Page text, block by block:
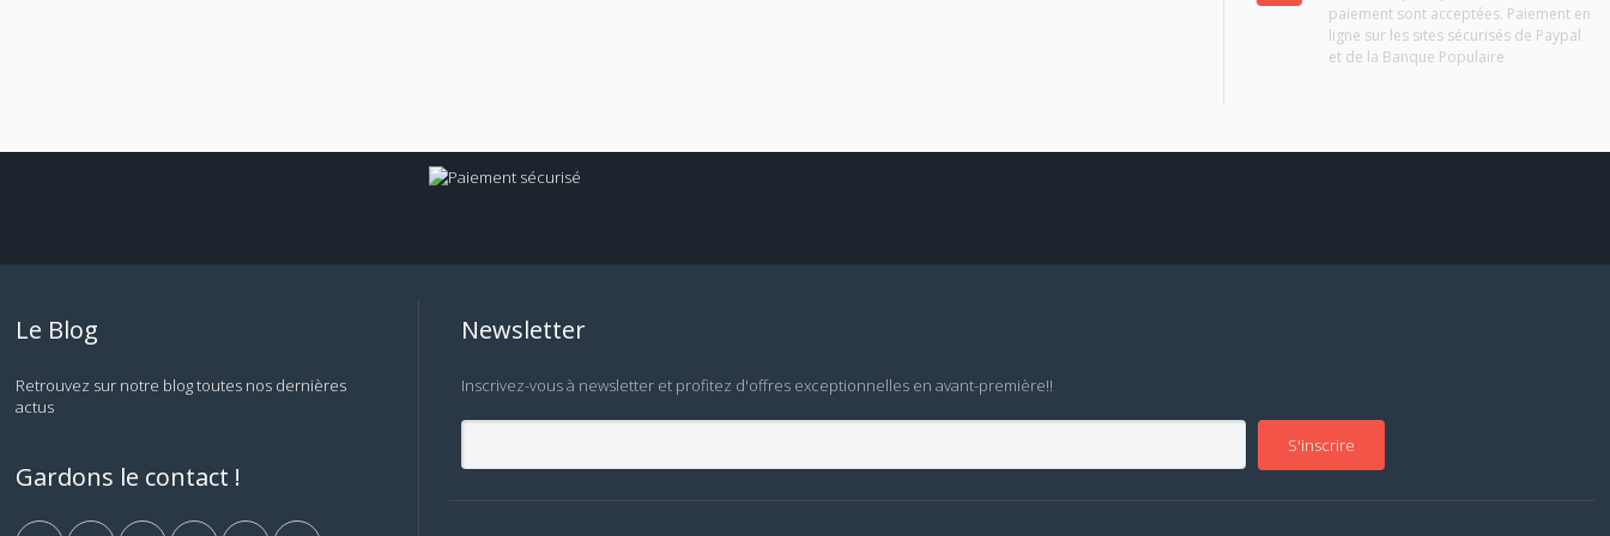
paiement sont acceptées. Paiement en
ligne sur les sites sécurisés de Paypal
et de la Banque Populaire
Le Blog
Retrouvez sur notre blog toutes nos dernières
actus
Gardons le contact !
Newsletter
Inscrivez-vous à newsletter et profitez d'offres exceptionnelles en avant-première!!
S'inscrire